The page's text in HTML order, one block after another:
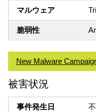
マルウェア
脆弱性
New Malware
被害状況
事件発生日